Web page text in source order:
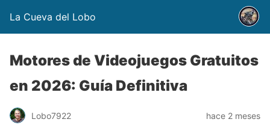
La Cueva del Lobo
Motores de Videojuegos Gratuitos
en 2026: Guía Definitiva
Lobo7922 hace 2 meses